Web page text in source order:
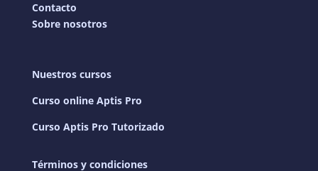
Contacto
Sobre nosotros
Nuestros cursos
Curso online Aptis Pro
Curso Aptis Pro Tutorizado
Términos y condiciones